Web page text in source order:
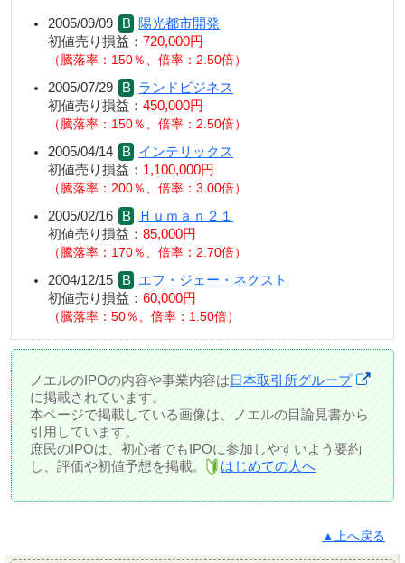
2005/09/09
陽光都市開発
初値売り損益： 720,000円
騰落率：150％、倍率：2.50倍
2005/07/29
ランドビジネス
初値売り損益： 450,000円
騰落率：150％、倍率：2.50倍
2005/04/14
インテリックス
初値売り損益： 1,100,000円
騰落率：200％、倍率：3.00倍
2005/02/16
Ｈｕｍａｎ２１
初値売り損益： 85,000円
騰落率：170％、倍率：2.70倍
2004/12/15
エフ・ジェー・ネクスト
初値売り損益： 60,000円
騰落率：50％、倍率：1.50倍
ノエルのIPOの内容や事業内容は日本取引所グループ
に掲載されています。
本ページで掲載している画像は、ノエルの目論見書から
引用しています。
庶民のIPOは、初心者でもIPOに参加しやすいよう要約
し、評価や初値予想を掲載。
はじめての人へ
▲上へ戻る